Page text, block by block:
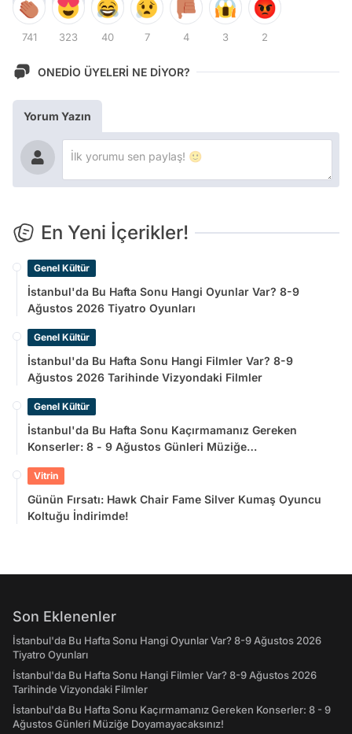
741 323 40 7 4 3 2
ONEDİO ÜYELERİ NE DİYOR?
Yorum Yazın
En Yeni İçerikler!
Genel Kültür
İstanbul'da Bu Hafta Sonu Hangi Oyunlar Var? 8-9
Ağustos 2026 Tiyatro Oyunları
Genel Kültür
İstanbul'da Bu Hafta Sonu Hangi Filmler Var? 8-9
Ağustos 2026 Tarihinde Vizyondaki Filmler
Genel Kültür
İstanbul'da Bu Hafta Sonu Kaçırmamanız Gereken
Konserler: 8 - 9 Ağustos Günleri Müziğe
Vitrin
Günün Fırsatı: Hawk Chair Fame Silver Kumaş Oyuncu
Koltuğu İndirimde!
Son Eklenenler
İstanbul'da Bu Hafta Sonu Hangi Oyunlar Var? 8-9 Ağustos 2026
Tiyatro Oyunları
İstanbul'da Bu Hafta Sonu Hangi Filmler Var? 8-9 Ağustos 2026
Tarihinde Vizyondaki Filmler
İstanbul'da Bu Hafta Sonu Kaçırmamanız Gereken Konserler: 8 - 9
Ağustos Günleri Müziğe Doyamayacaksınız!